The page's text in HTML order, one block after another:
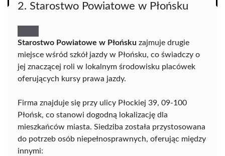
2. Starostwo Powiatowe w Płońsku
Starostwo Powiatowe w Płońsku zajmuje drugie
miejsce wśród szkół jazdy w Płońsku, co świadczy o
jej znaczącej roli w lokalnym środowisku placówek
oferujących kursy prawa jazdy.
Firma znajduje się przy ulicy Płockiej 39, 09-100
Płońsk, co stanowi dogodną lokalizację dla
mieszkańców miasta. Siedziba została przystosowana
do potrzeb osób niepełnosprawnych, oferując między
innymi: